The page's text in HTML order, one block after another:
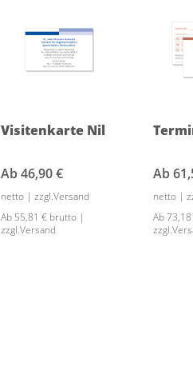
Visitenkarte Nil
Ab46,90 €
netto | zzgl.Versand
Ab 55,81 € brutto |
zzgl.Versand
Ab
netto |
Ab